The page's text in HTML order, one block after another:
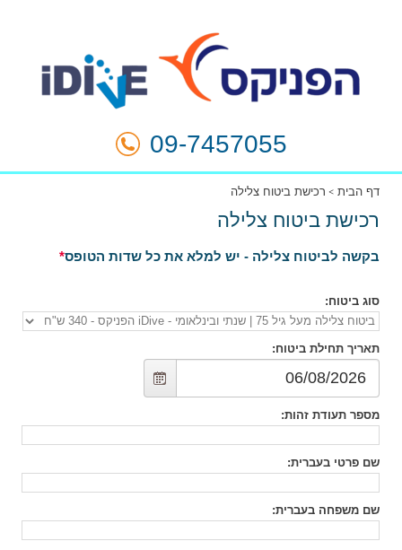
09-7457055
דף הבית רכישת ביטוח צלילה
רכישת ביטוח צלילה
בקשה לביטוח צלילה - יש למלא את כל שדות הטופס
סוג ביטוח:
תאריך תחילת ביטוח:
מספר תעודת זהות:
שם פרטי בעברית:
שם משפחה בעברית: